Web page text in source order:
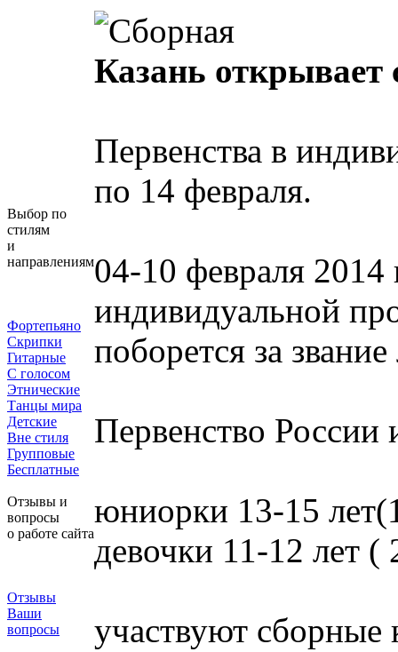
Выбор по
стилям
и
направлениям
Фортепьяно
Скрипки
Гитарные
С голосом
Этнические
Танцы мира
Детские
Вне стиля
Групповые
Бесплатные
Отзывы и
вопросы
о работе сайта
Отзывы
Ваши
вопросы
Казань открывает
Первенства в
по 14 февраля.
04-10 февраля 2014
индивидуальной
поборется за
Первенство России
юниорки 13-15
девочки 11-12 лет (
участвуют